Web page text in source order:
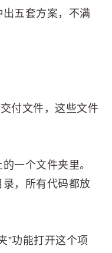
五套方案，不满
付文件，这些文件
一个文件夹里。
，所有代码都放
”功能打开这个项